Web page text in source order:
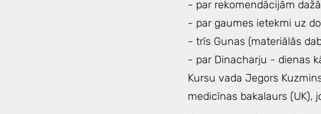
- par rekomendācijām
- par gaumes ietekmi uz
- trīs Gunas (materiālās
- par Dinacharju - dienas
Kursu vada Jegors
medicīnas bakalaurs (UK),